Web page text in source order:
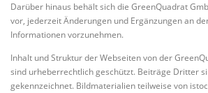
Darüber hinaus behält sich die GreenQuadrat
vor, jederzeit Änderungen und Ergänzungen an
Informationen vorzunehmen.
Inhalt und Struktur der Webseiten von der
sind urheberrechtlich geschützt. Beiträge Dritter
gekennzeichnet. Bildmaterialien teilweise von